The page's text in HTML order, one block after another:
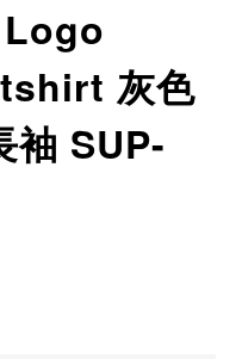
灰色
袖 SUP-